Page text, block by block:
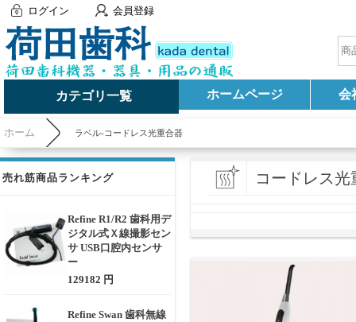
ログイン 会員登録
カテゴリ一覧 ホームページ 会
ホーム ラベル-コードレス光重合器
売れ筋商品ランキング
Refine R1/R2 歯科用デ
ジタル式Ｘ線撮影セン
サ USB口腔内センサ
ー
129182 円
Refine Swan 歯科無線
コードレス光